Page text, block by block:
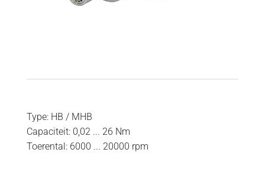
Type: HB / MHB
Capaciteit: 0,02 ... 26 Nm
Toerental: 6000 ... 20000 rpm